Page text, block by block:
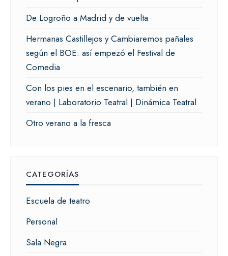
De Logroño a Madrid y de vuelta
Hermanas Castillejos y Cambiaremos pañales
según el BOE: así empezó el Festival de
Comedia
Con los pies en el escenario, también en
verano | Laboratorio Teatral | Dinámica Teatral
Otro verano a la fresca
CATEGORÍAS
Escuela de teatro
Personal
Sala Negra